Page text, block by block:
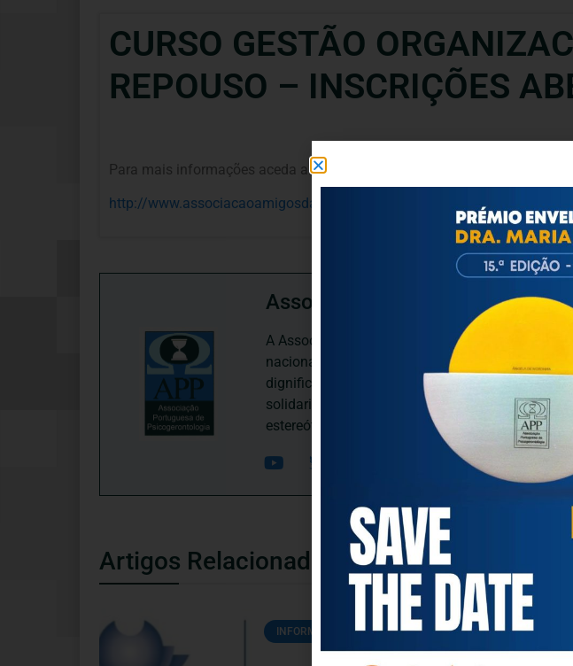
CURSO GESTÃO
REPOUSO – INSCRIÇÕES
Para mais informações aceda a:
http://www.associacaoamigosdagrandeidade.com/empresas-
Associação Portuguesa de
A Associação Portuguesa de
nacional, dedica-se às questões
dignificação, respeito, saúde, autonomia,
solidariedade intergeracional, e de uma
estereótipos negativos relativamente à idade e
Artigos Relacionados
INFORMAÇÕES ÚTEIS